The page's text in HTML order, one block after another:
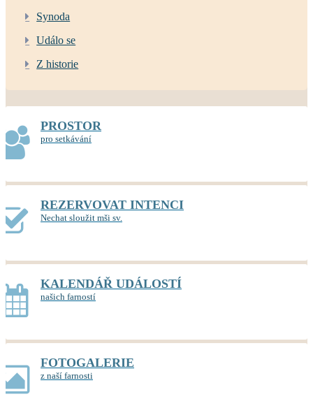
Synoda
Událo se
Z historie
PROSTOR
pro setkávání
REZERVOVAT INTENCI
Nechat sloužit mši sv.
KALENDÁŘ UDÁLOSTÍ
našich farností
FOTOGALERIE
z naší farnosti